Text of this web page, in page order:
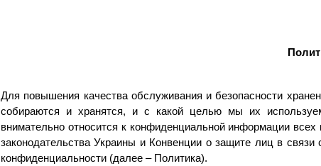
Для повышения качества обслуживания и безопасности
собираются и хранятся, и с какой целью мы их
внимательно относится к конфиденциальной информации
законодательства Украины и Конвенции о защите лиц в
конфиденциальности (далее – Политика).